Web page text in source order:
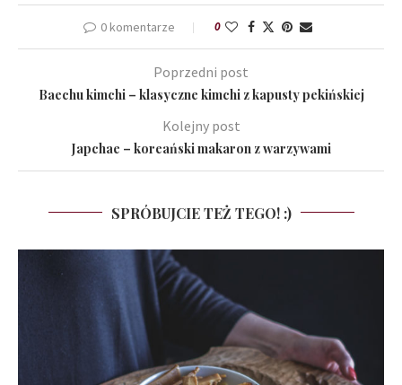
0 komentarze 0
Poprzedni post
Baechu kimchi – klasyczne kimchi z kapusty pekińskiej
Kolejny post
Japchae – koreański makaron z warzywami
SPRÓBUJCIE TEŻ TEGO! :)